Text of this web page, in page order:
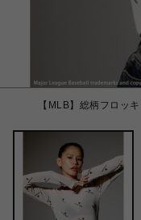
【MLB】総柄フロッ